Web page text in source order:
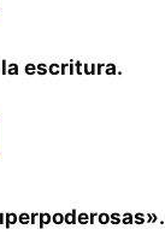
escritura.